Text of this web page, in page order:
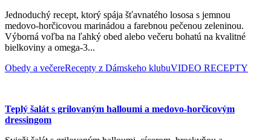
Jednoduchý recept, ktorý spája šťavnatého lososa s jemnou
medovo-horčicovou marinádou a farebnou pečenou zeleninou.
Výborná voľba na ľahký obed alebo večeru bohatú na kvalitné
bielkoviny a omega-3...
Obedy a večereRecepty z Dámskeho klubuVIDEO RECEPTY
Teplý šalát s grilovaným halloumi a medovo-horčicovým
dressingom